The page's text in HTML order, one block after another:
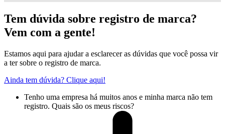
Tem dúvida sobre registro de marca?
Vem com a gente!
Estamos aqui para ajudar a esclarecer as dúvidas que você possa vir
a ter sobre o registro de marca.
Ainda tem dúvida? Clique aqui!
Tenho uma empresa há muitos anos e minha marca não tem
registro. Quais são os meus riscos?